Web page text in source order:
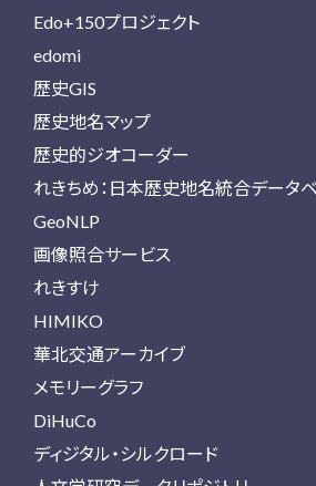
Edo+150プロジェクト
edomi
歴史GIS
歴史地名マップ
歴史的ジオコーダー
れきちめ：日本歴史地名統合データ
GeoNLP
画像照合サービス
れきすけ
HIMIKO
華北交通アーカイブ
メモリーグラフ
DiHuCo
ディジタル・シルクロード